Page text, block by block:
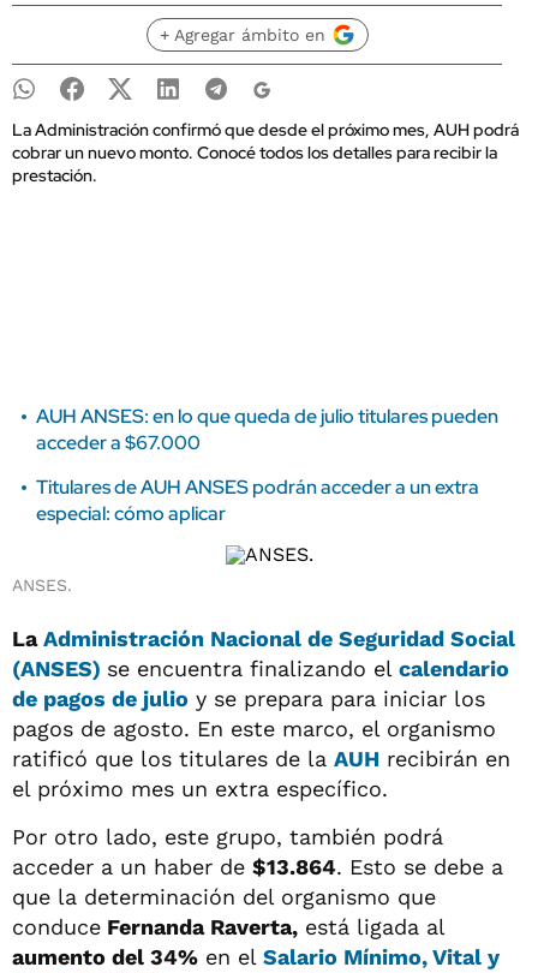
+ Agregar ámbito en
La Administración confirmó que desde el próximo mes, AUH podrá
cobrar un nuevo monto. Conocé todos los detalles para recibir la
prestación.
AUH ANSES: en lo que queda de julio titulares pueden
acceder a $67.000
Titulares de AUH ANSES podrán acceder a un extra
especial: cómo aplicar
ANSES.
LaAdministración Nacional de Seguridad Social
(ANSES) se encuentra finalizando el calendario
de pagos de julio y se prepara para iniciar los
pagos de agosto. En este marco, el organismo
ratificó que los titulares de la AUH recibirán en
el próximo mes un extra específico.
Por otro lado, este grupo, también podrá
acceder a un haber de $13.864. Esto se debe a
que la determinación del organismo que
conduce Fernanda Raverta, está ligada al
aumento del 34% en el Salario Mínimo, Vital y